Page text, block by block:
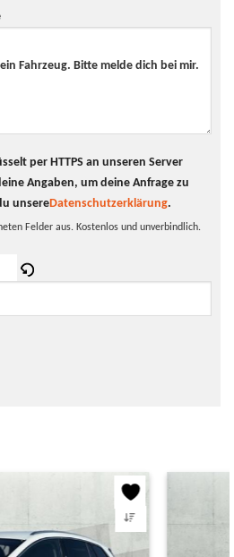
per HTTPS an unseren Server
Angaben, um deine Anfrage zu
unsereDatenschutzerklärung.
Felder aus. Kostenlos und unverbindlich.